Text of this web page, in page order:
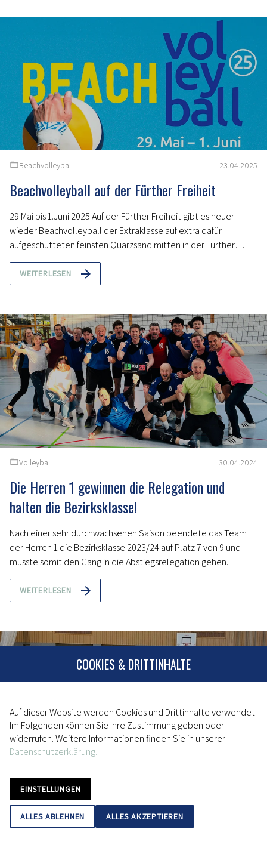
Beachvolleyball 23.04.2025
Beachvolleyball auf der Fürther Freiheit
29.Mai bis 1.Juni 2025 Auf der Fürther Freiheit gibt es heuer
wieder Beachvolleyball der Extraklasse auf extra dafür
aufgeschütteten feinsten Quarzsand mitten in der Fürther
Innenstadt.
WEITERLESEN
Volleyball 30.04.2024
Die Herren 1 gewinnen die Relegation und
halten die Bezirksklasse!
Nach einer sehr durchwachsenen Saison beendete das Team
der Herren 1 die Bezirksklasse 2023/24 auf Platz 7 von 9 und
musste somit den Gang in die Abstiegsrelegation gehen.
WEITERLESEN
Volleyball
Stark gekämpft und trotzdem verloren
Bereits am Sonntag empfingen die Regionalligadamen des TV
COOKIES & DRITTINHALTE
Auf dieser Website werden Cookies und Drittinhalte verwendet.
Im Folgenden können Sie Ihre Zustimmung geben oder
widerrufen. Weitere Informationen finden Sie in unserer
Datenschutzerklärung.
EINSTELLUNGEN
ALLES ABLEHNEN ALLES AKZEPTIEREN